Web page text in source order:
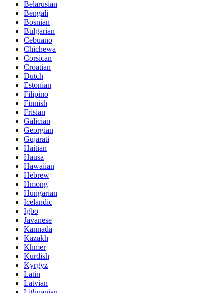
Belarusian
Bengali
Bosnian
Bulgarian
Cebuano
Chichewa
Corsican
Croatian
Dutch
Estonian
Filipino
Finnish
Frisian
Galician
Georgian
Gujarati
Haitian
Hausa
Hawaiian
Hebrew
Hmong
Hungarian
Icelandic
Igbo
Javanese
Kannada
Kazakh
Khmer
Kurdish
Kyrgyz
Latin
Latvian